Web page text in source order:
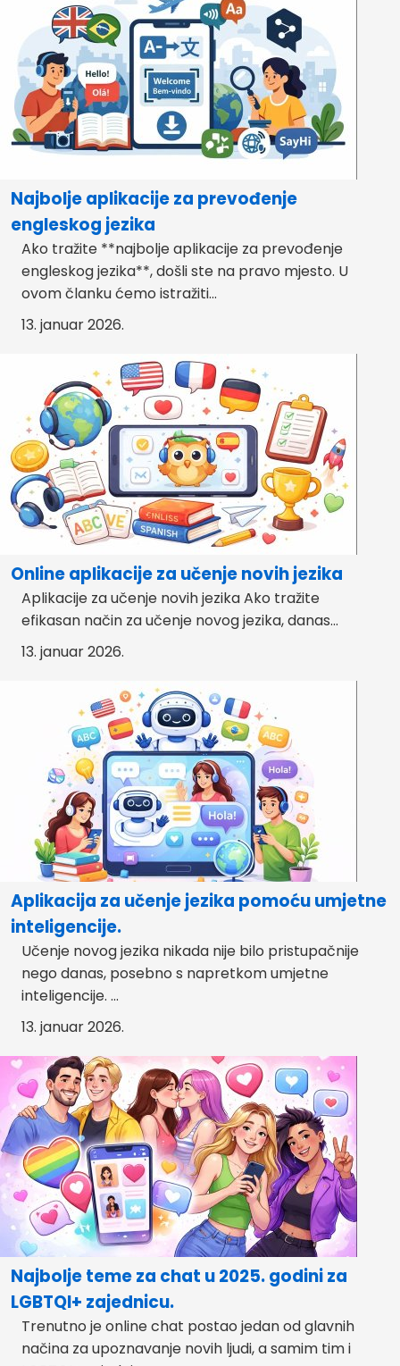
Najbolje aplikacije za prevođenje
engleskog jezika
Ako tražite **najbolje aplikacije za prevođenje
engleskog jezika**, došli ste na pravo mjesto. U
ovom članku ćemo istražiti...
13. januar 2026.
Online aplikacije za učenje novih jezika
Aplikacije za učenje novih jezika Ako tražite
efikasan način za učenje novog jezika, danas...
13. januar 2026.
Aplikacija za učenje jezika pomoću umjetne
inteligencije.
Učenje novog jezika nikada nije bilo pristupačnije
nego danas, posebno s napretkom umjetne
inteligencije. ...
13. januar 2026.
Najbolje teme za chat u 2025. godini za
LGBTQI+ zajednicu.
Trenutno je online chat postao jedan od glavnih
načina za upoznavanje novih ljudi, a samim tim i